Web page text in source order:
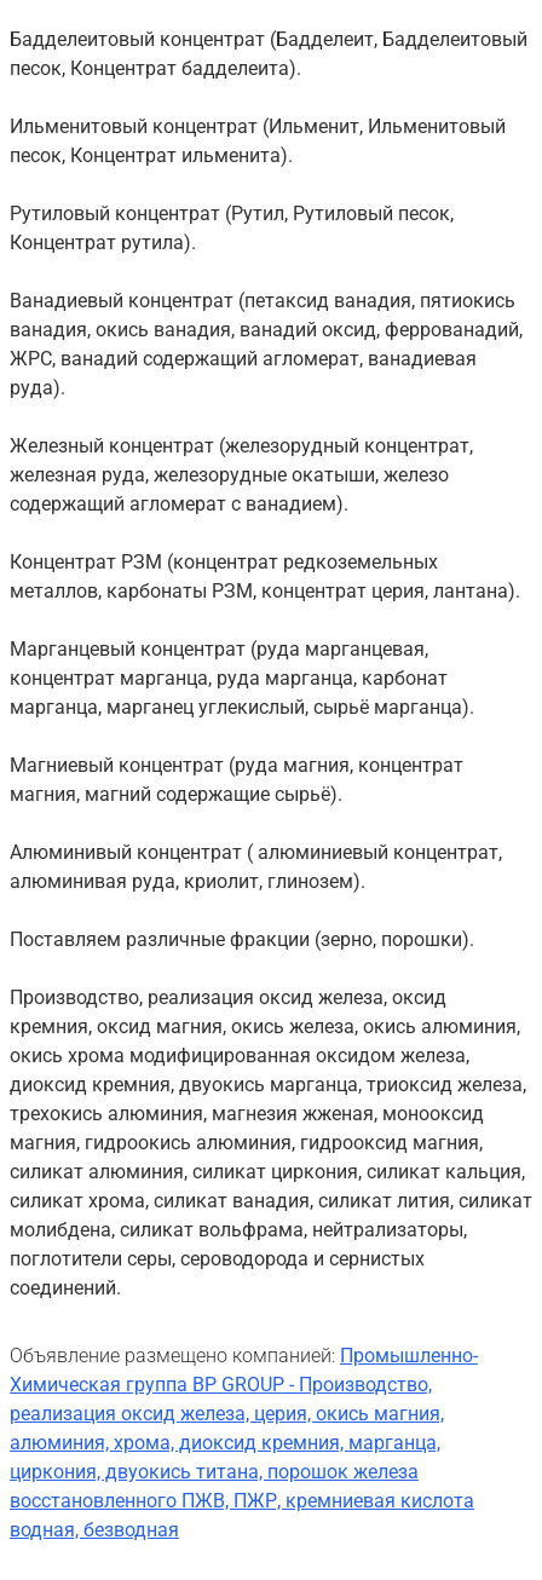
Бадделеитовый концентрат (Бадделеит, Бадделеитовый
песок, Концентрат бадделеита).
Ильменитовый концентрат (Ильменит, Ильменитовый
песок, Концентрат ильменита).
Рутиловый концентрат (Рутил, Рутиловый песок,
Концентрат рутила).
Ванадиевый концентрат (петаксид ванадия, пятиокись
ванадия, окись ванадия, ванадий оксид, феррованадий,
ЖРС, ванадий содержащий агломерат, ванадиевая
руда).
Железный концентрат (железорудный концентрат,
железная руда, железорудные окатыши, железо
содержащий агломерат с ванадием).
Концентрат РЗМ (концентрат редкоземельных
металлов, карбонаты РЗМ, концентрат церия, лантана).
Марганцевый концентрат (руда марганцевая,
концентрат марганца, руда марганца, карбонат
марганца, марганец углекислый, сырьё марганца).
Магниевый концентрат (руда магния, концентрат
магния, магний содержащие сырьё).
Алюминивый концентрат ( алюминиевый концентрат,
алюминивая руда, криолит, глинозем).
Поставляем различные фракции (зерно, порошки).
Производство, реализация оксид железа, оксид
кремния, оксид магния, окись железа, окись алюминия,
окись хрома модифицированная оксидом железа,
диоксид кремния, двуокись марганца, триоксид железа,
трехокись алюминия, магнезия жженая, монооксид
магния, гидроокись алюминия, гидрооксид магния,
силикат алюминия, силикат циркония, силикат кальция,
силикат хрома, силикат ванадия, силикат лития, силикат
молибдена, силикат вольфрама, нейтрализаторы,
поглотители серы, сероводорода и сернистых
соединений.
Объявление размещено компанией: Промышленно-
Химическая группа BP GROUP - Производство,
реализация оксид железа, церия, окись магния,
алюминия, хрома, диоксид кремния, марганца,
циркония, двуокись титана, порошок железа
восстановленного ПЖВ, ПЖР, кремниевая кислота
водная, безводная